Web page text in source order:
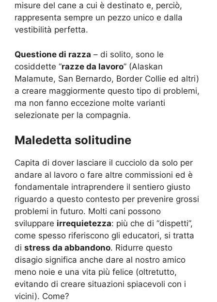
misure del cane a cui è destinato e, perciò,
rappresenta sempre un pezzo unico e dalla
vestibilità perfetta.
Questione di razza – di solito, sono le
cosiddette “razze da lavoro” (Alaskan
Malamute, San Bernardo, Border Collie ed altri)
a creare maggiormente questo tipo di problemi,
ma non fanno eccezione molte varianti
selezionate per la compagnia.
Maledetta solitudine
Capita di dover lasciare il cucciolo da solo per
andare al lavoro o fare altre commissioni ed è
fondamentale intraprendere il sentiero giusto
riguardo a questo contesto per prevenire grossi
problemi in futuro. Molti cani possono
sviluppare irrequietezza: più che di “dispetti”,
come spesso riferiscono gli educatori, si tratta
di stress da abbandono. Ridurre questo
disagio significa anche dare al nostro amico
meno noie e una vita più felice (oltretutto,
evitando di creare situazioni spiacevoli con i
vicini). Come?